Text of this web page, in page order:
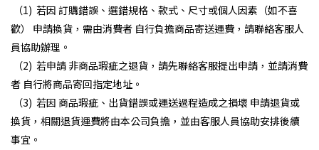
（1) 若因 訂購錯誤、選錯規格、款式、尺寸或個人因素（如不喜
歡） 申請換貨，需由消費者 自行負擔商品寄送運費，請聯絡客服人
員協助辦理。
（2) 若申請 非商品瑕疵之退貨，請先聯絡客服提出申請，並請消費
者 自行將商品寄回指定地址。
（3) 若因 商品瑕疵、出貨錯誤或運送過程造成之損壞 申請退貨或
換貨，相關退貨運費將由本公司負擔，並由客服人員協助安排後續
事宜。